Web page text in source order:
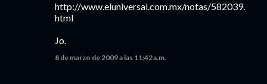
http://www.eluniversal.com.mx/notas/582039.
html
Jo.
8 de marzo de 2009 a las 11:42 a.m.